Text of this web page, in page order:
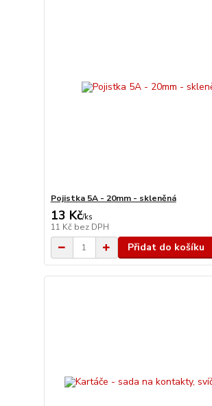
Pojistka 5A - 20mm - skleněná
13 Kč/ks
11 Kč bez DPH
Přidat do košíku